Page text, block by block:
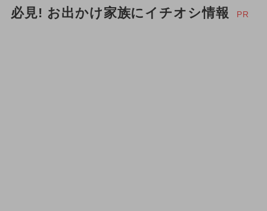
必見! お出かけ家族にイチオシ情報 PR